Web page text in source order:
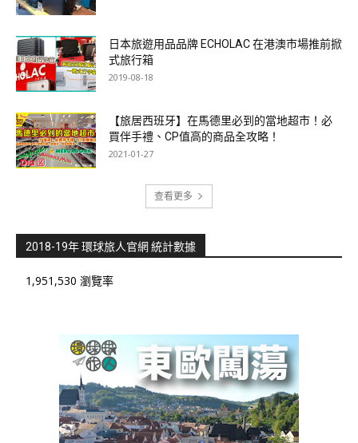
日本旅遊用品品牌 ECHOLAC 在港澳市場推前掀
式旅行箱
2019-08-18
【旅居西班牙】在馬德里必到的當地超市！必
買伴手禮、CP值高的商品全攻略！
2021-01-27
查看更多
2018-19年 環球旅人官網 統計數據
1,951,530 瀏覽率